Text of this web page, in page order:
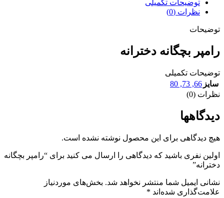
توضیحات تکمیلی
نظرات (0)
توضیحات
رامپر بچگانه دخترانه
توضیحات تکمیلی
سایز 66
,
73
,
80
نظرات (0)
دیدگاهها
هیچ دیدگاهی برای این محصول نوشته نشده است.
اولین نفری باشید که دیدگاهی را ارسال می کنید برای “رامپر بچگانه
دخترانه”
نشانی ایمیل شما منتشر نخواهد شد. بخش‌های موردنیاز
علامت‌گذاری شده‌اند *